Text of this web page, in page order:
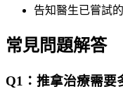
告知醫生已嘗試
常見問題解答
Q1：推拿治療需要